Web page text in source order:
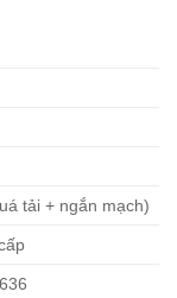
tải + ngắn mạch)